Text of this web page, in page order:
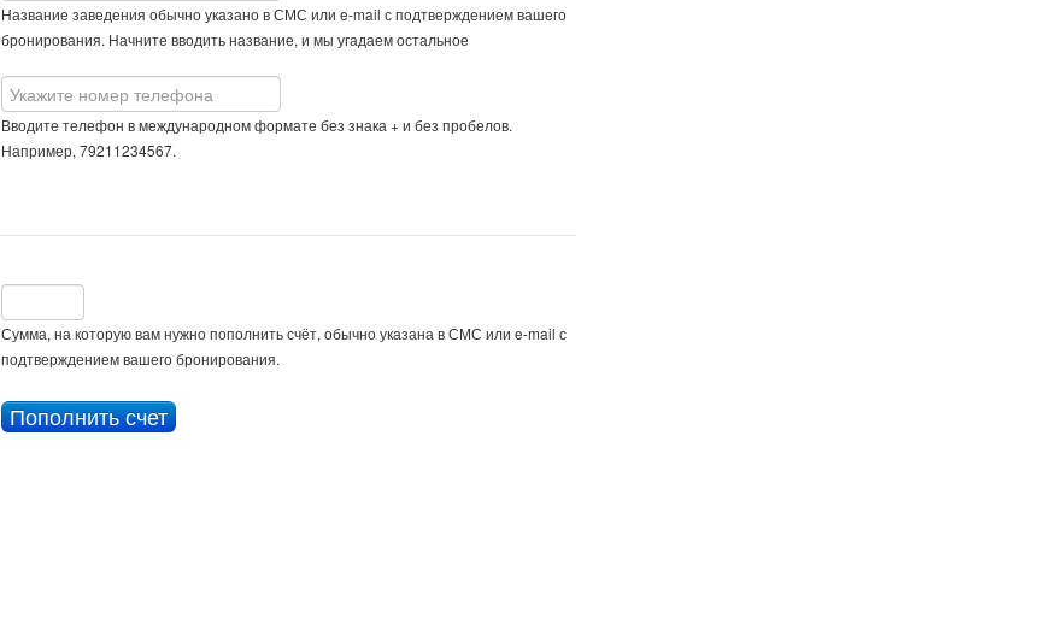
Название заведения обычно указано в СМС или e-mail с подтверждением вашего
бронирования. Начните вводить название, и мы угадаем остальное
Вводите телефон в международном формате без знака + и без пробелов.
Например, 79211234567.
Сумма, на которую вам нужно пополнить счёт, обычно указана в СМС или e-mail с
подтверждением вашего бронирования.